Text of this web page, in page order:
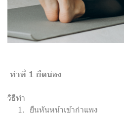
ท่าที่ 1 ยืดน่อง
วิธีทำ
ยืนหันหน้าเข้ากำแพง